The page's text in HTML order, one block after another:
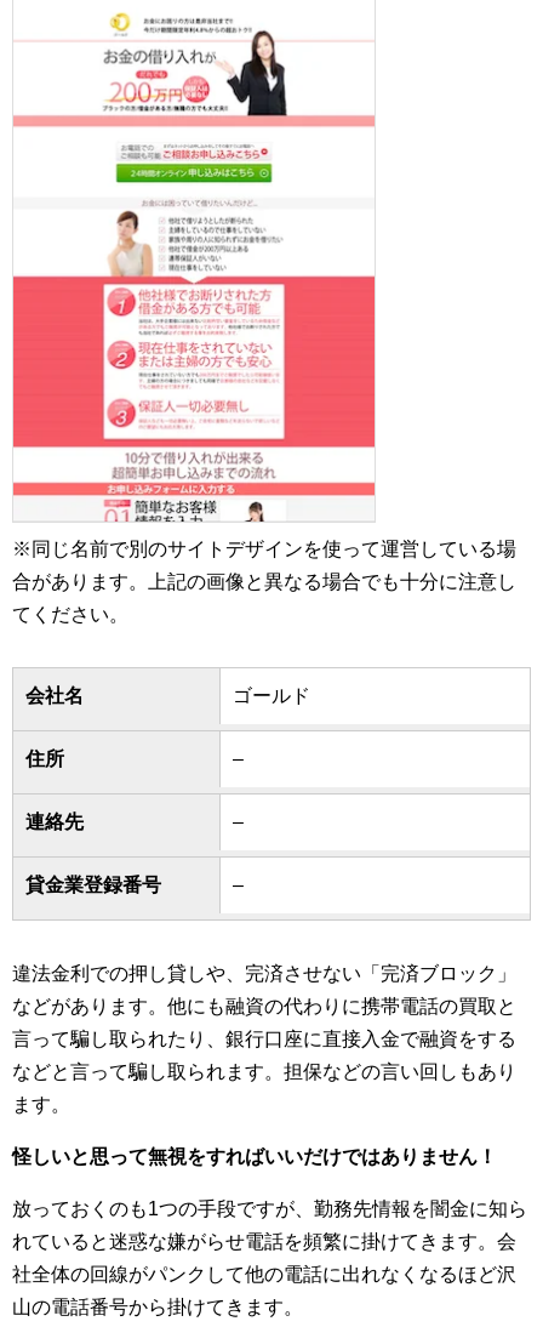
※同じ名前で別のサイトデザインを使って運営している場
合があります。上記の画像と異なる場合でも十分に注意し
てください。
会社名 ゴールド
住所 –
連絡先 –
貸金業登録番号 –
違法金利での押し貸しや、完済させない「完済ブロック」
などがあります。他にも融資の代わりに携帯電話の買取と
言って騙し取られたり、銀行口座に直接入金で融資をする
などと言って騙し取られます。担保などの言い回しもあり
ます。
怪しいと思って無視をすればいいだけではありません！
放っておくのも1つの手段ですが、勤務先情報を闇金に知ら
れていると迷惑な嫌がらせ電話を頻繁に掛けてきます。会
社全体の回線がパンクして他の電話に出れなくなるほど沢
山の電話番号から掛けてきます。